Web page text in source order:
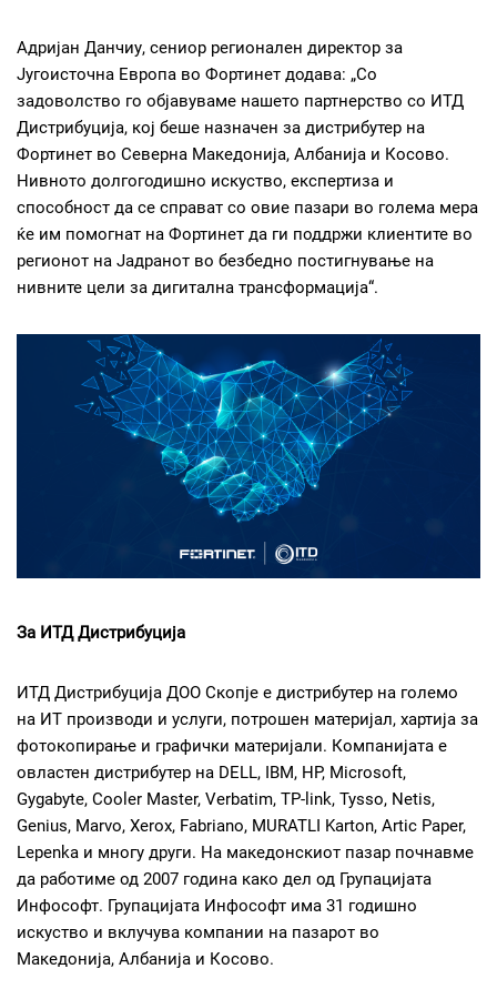
Адријан Данчиу, сениор регионален директор за
Југоисточна Европа во Фортинет додава: „Со
задоволство го објавуваме нашето партнерство со ИТД
Дистрибуција, кој беше назначен за дистрибутер на
Фортинет во Северна Македонија, Албанија и Косово.
Нивното долгогодишно искуство, експертиза и
способност да се справат со овие пазари во голема мера
ќе им помогнат на Фортинет да ги поддржи клиентите во
регионот на Јадранот во безбедно постигнување на
нивните цели за дигитална трансформација“.
За ИТД Дистрибуција
ИТД Дистрибуција ДОО Скопје е дистрибутер на големо
на ИТ производи и услуги, потрошен материјал, хартија за
фотокопирање и графички материјали. Компанијата е
овластен дистрибутер на DELL, IBM, HP, Microsoft,
Gygabyte, Cooler Master, Verbatim, TP-link, Tysso, Netis,
Genius, Marvo, Xerox, Fabriano, MURATLI Karton, Artic Paper,
Lepenka и многу други. На македонскиот пазар почнавме
да работиме од 2007 година како дел од Групацијата
Инфософт. Групацијата Инфософт има 31 годишно
искуство и вклучува компании на пазарот во
Македонија, Албанија и Косово.